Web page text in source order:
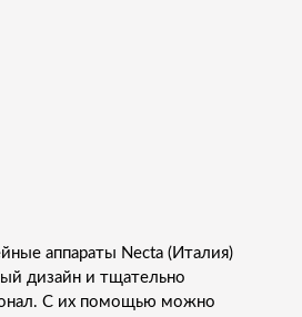
аппараты Necta (Италия)
дизайн и тщательно
С их помощью можно